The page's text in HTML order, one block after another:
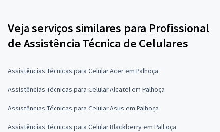
Veja serviços similares para Profissional
de Assistência Técnica de Celulares
Assistências Técnicas para Celular Acer em Palhoça
Assistências Técnicas para Celular Alcatel em Palhoça
Assistências Técnicas para Celular Asus em Palhoça
Assistências Técnicas para Celular Blackberry em Palhoça